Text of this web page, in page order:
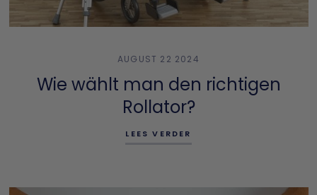
AUGUST 22 2024
Wie wählt man den richtigen
Rollator?
LEES VERDER